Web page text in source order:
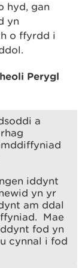
hyd, gan
yn
o ffyrdd i
Perygl
a
iddynt
yn yr
am ddal
Mae
fod yn
cynnal i fod